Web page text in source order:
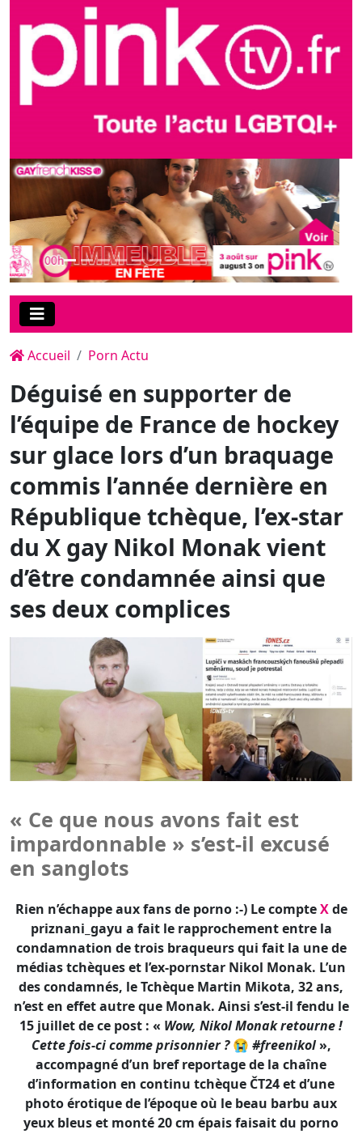
Accueil Porn Actu
Déguisé en supporter de
l’équipe de France de hockey
sur glace lors d’un braquage
commis l’année dernière en
République tchèque, l’ex-star
du X gay Nikol Monak vient
d’être condamnée ainsi que
ses deux complices
« Ce que nous avons fait est
impardonnable » s’est-il excusé
en sanglots
priznani_gayu a fait le rapprochement entre la
condamnation de trois braqueurs qui fait la une de
médias tchèques et l’ex-pornstar Nikol Monak. L’un
des condamnés, le Tchèque Martin Mikota, 32 ans,
n’est en effet autre que Monak. Ainsi s’est-il fendu le
15 juillet de ce post : « Wow, Nikol Monak retourne !
Cette fois-ci comme prisonnier ?😭#freenikol»,
accompagné d’un bref reportage de la chaîne
d’information en continu tchèque ČT24 et d’une
photo érotique de l’époque où le beau barbu aux
yeux bleus et monté 20 cm épais faisait du porno
gay.MenofPornest le premier blog spécialisé X gay à
reprendre l’information.